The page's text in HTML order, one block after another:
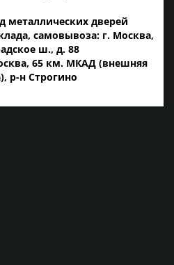
металлических дверей
самовывоза: г. Москва,
ш., д. 88
65 км. МКАД (внешняя
р-н Строгино